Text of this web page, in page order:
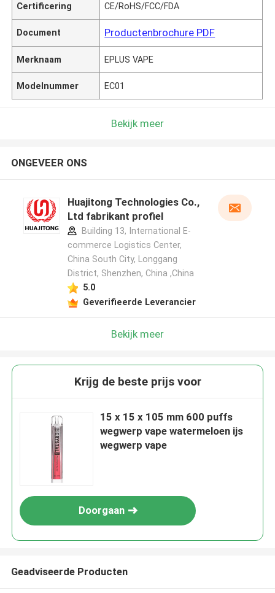
Certificering CE/RoHS/FCC/FDA
Document Productenbrochure PDF
Merknaam EPLUS VAPE
Modelnummer EC01
Bekijk meer
ONGEVEER ONS
Huajitong Technologies Co.,
Ltd fabrikant profiel
Building 13, International E-
commerce Logistics Center,
China South City, Longgang
District, Shenzhen, China ,China
5.0
Geverifieerde Leverancier
Bekijk meer
Krijg de beste prijs voor
15 x 15 x 105 mm 600 puffs
wegwerp vape watermeloen ijs
wegwerp vape
Doorgaan
Geadviseerde Producten